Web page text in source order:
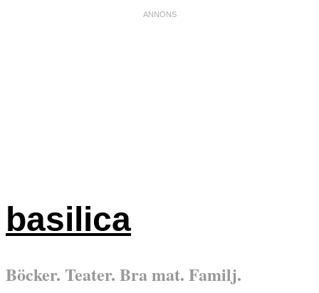
basilica
Böcker. Teater. Bra mat. Familj.